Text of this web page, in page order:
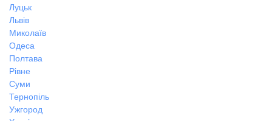
Луцьк
Львів
Миколаїв
Одеса
Полтава
Рівне
Суми
Тернопіль
Ужгород